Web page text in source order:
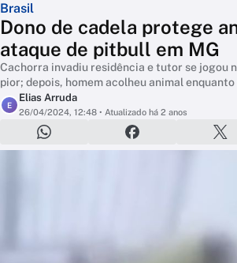
Brasil
Dono de cadela protege
ataque de pitbull em MG
Cachorra invadiu residência e tutor se jogou
pior; depois, homem acolheu animal
E
Elias Arruda
26/04/2024, 12:48 • Atualizado há 2 anos